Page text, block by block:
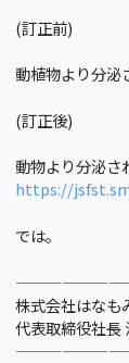
(訂正前)
動植物より分泌
(訂正後)
動物より分泌さ
https://
では。
株式会社はなも
代表取締役社長